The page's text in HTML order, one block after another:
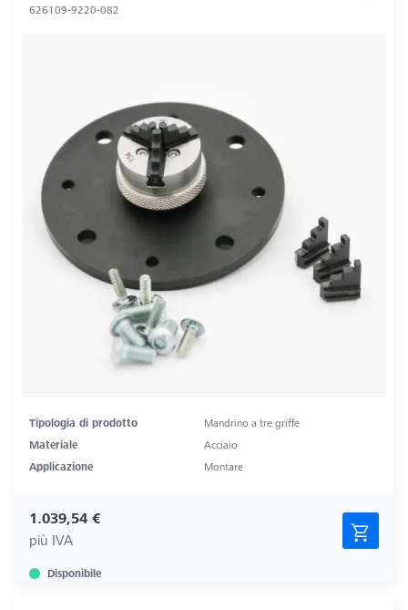
626109-9220-082
Tipologia di prodotto
Mandrino a tre griffe
Materiale
Acciaio
Applicazione
Montare
1.039,54 €
più IVA
Disponibile